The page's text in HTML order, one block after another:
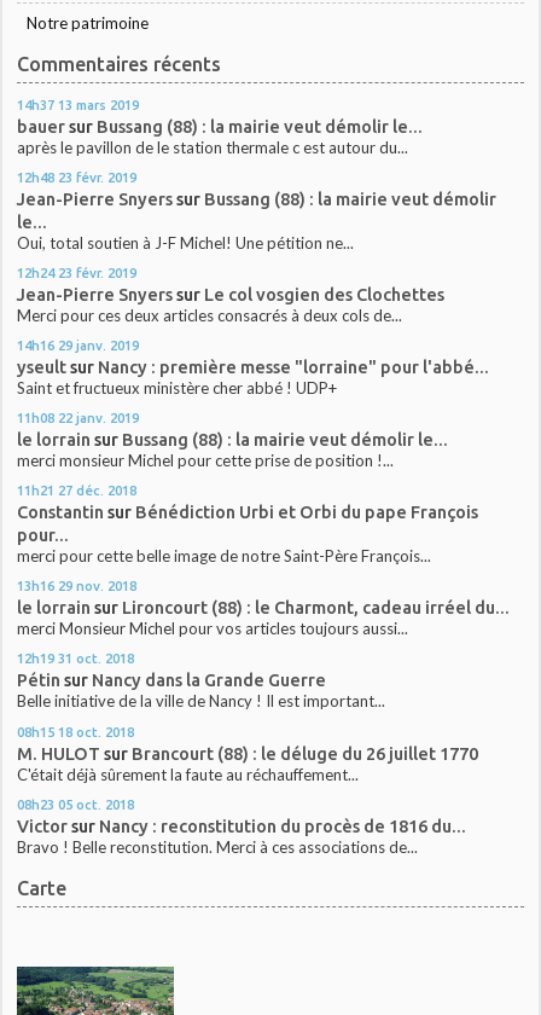
Notre patrimoine
Commentaires récents
14h37 13 mars 2019
bauersur Bussang (88) : la mairie veut démolir le...
après le pavillon de le station thermale c est autour du...
12h48 23 févr. 2019
Jean-Pierre Snyerssur Bussang (88) : la mairie veut démolir
le...
Oui, total soutien à J-F Michel! Une pétition ne...
12h24 23 févr. 2019
Jean-Pierre Snyerssur Le col vosgien des Clochettes
Merci pour ces deux articles consacrés à deux cols de...
14h16 29 janv. 2019
yseultsur Nancy : première messe "lorraine" pour l'abbé...
Saint et fructueux ministère cher abbé ! UDP+
11h08 22 janv. 2019
le lorrain sur Bussang (88) : la mairie veut démolir le...
merci monsieur Michel pour cette prise de position !...
11h21 27 déc. 2018
Constantin sur Bénédiction Urbi et Orbi du pape François
pour...
merci pour cette belle image de notre Saint-Père François...
13h16 29 nov. 2018
le lorrain sur Lironcourt (88) : le Charmont, cadeau irréel du...
merci Monsieur Michel pour vos articles toujours aussi...
12h19 31 oct. 2018
Pétin sur Nancy dans la Grande Guerre
Belle initiative de la ville de Nancy ! Il est important...
08h15 18 oct. 2018
M. HULOT sur Brancourt (88) : le déluge du 26 juillet 1770
C'était déjà sûrement la faute au réchauffement...
08h23 05 oct. 2018
Victorsur Nancy : reconstitution du procès de 1816 du...
Bravo ! Belle reconstitution. Merci à ces associations de...
Carte